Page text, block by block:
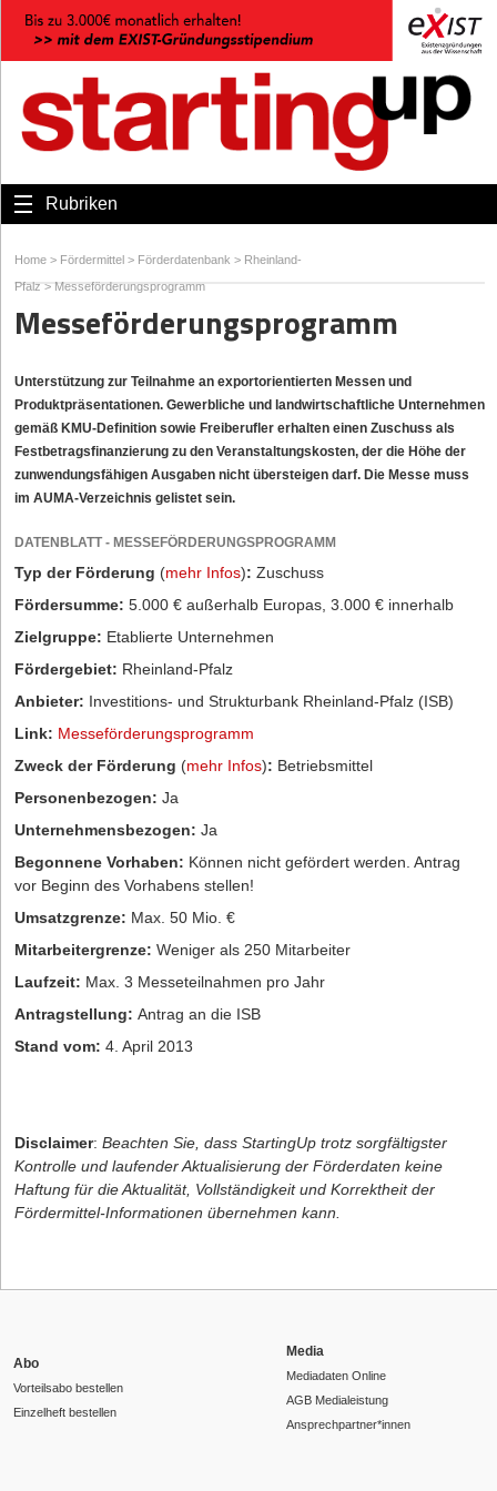
Rubriken
Home > Fördermittel > Förderdatenbank > Rheinland-
Pfalz > Messeförderungsprogramm
Messeförderungsprogramm
Unterstützung zur Teilnahme an exportorientierten Messen und
Produktpräsentationen. Gewerbliche und landwirtschaftliche Unternehmen
gemäß KMU-Definition sowie Freiberufler erhalten einen Zuschuss als
Festbetragsfinanzierung zu den Veranstaltungskosten, der die Höhe der
zunwendungsfähigen Ausgaben nicht übersteigen darf. Die Messe muss
im AUMA-Verzeichnis gelistet sein.
DATENBLATT - MESSEFÖRDERUNGSPROGRAMM
Typ der Förderung (mehr Infos): Zuschuss
Fördersumme: 5.000 € außerhalb Europas, 3.000 € innerhalb
Zielgruppe: Etablierte Unternehmen
Fördergebiet: Rheinland-Pfalz
Anbieter: Investitions- und Strukturbank Rheinland-Pfalz (ISB)
Link: Messeförderungsprogramm
Zweck der Förderung (mehr Infos): Betriebsmittel
Personenbezogen: Ja
Unternehmensbezogen: Ja
Begonnene Vorhaben: Können nicht gefördert werden. Antrag
vor Beginn des Vorhabens stellen!
Umsatzgrenze: Max. 50 Mio. €
Mitarbeitergrenze: Weniger als 250 Mitarbeiter
Laufzeit: Max. 3 Messeteilnahmen pro Jahr
Antragstellung: Antrag an die ISB
Stand vom: 4. April 2013
Disclaimer: Beachten Sie, dass StartingUp trotz sorgfältigster
Kontrolle und laufender Aktualisierung der Förderdaten keine
Haftung für die Aktualität, Vollständigkeit und Korrektheit der
Fördermittel-Informationen übernehmen kann.
Abo
Vorteilsabo bestellen
Einzelheft bestellen
Media
Mediadaten Online
AGB Medialeistung
Ansprechpartner*innen